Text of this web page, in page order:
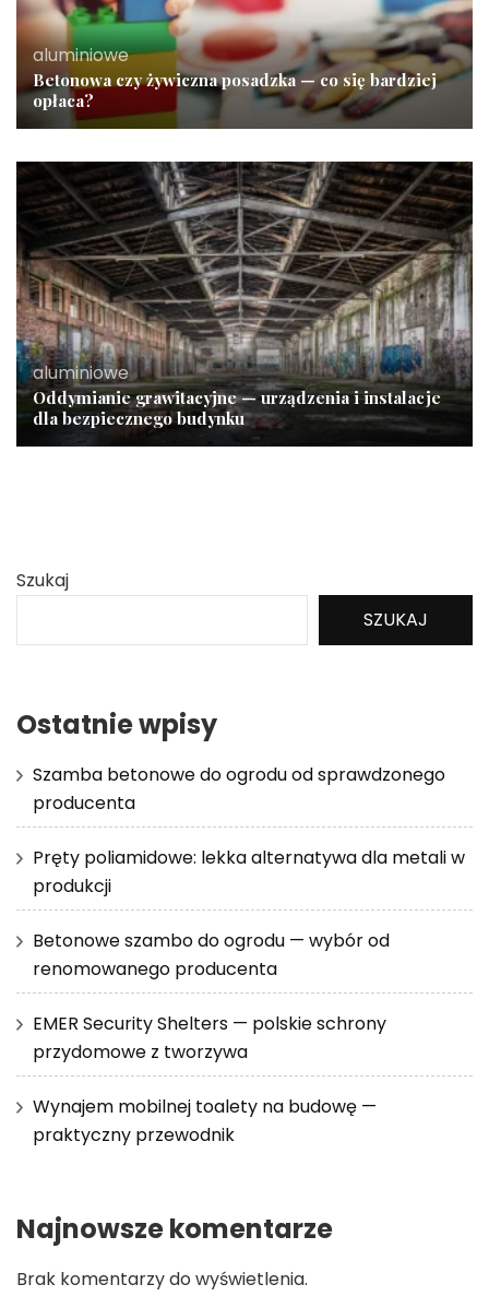
aluminiowe
Betonowa czy żywiczna posadzka — co się bardziej
opłaca?
aluminiowe
Oddymianie grawitacyjne — urządzenia i instalacje
dla bezpiecznego budynku
Szukaj
SZUKAJ
Ostatnie wpisy
Szamba betonowe do ogrodu od sprawdzonego
producenta
Pręty poliamidowe: lekka alternatywa dla metali w
produkcji
Betonowe szambo do ogrodu — wybór od
renomowanego producenta
EMER Security Shelters — polskie schrony
przydomowe z tworzywa
Wynajem mobilnej toalety na budowę —
praktyczny przewodnik
Najnowsze komentarze
Brak komentarzy do wyświetlenia.